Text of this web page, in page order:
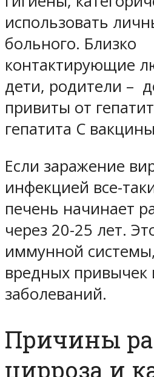
использовать
больного. Близко
контактирующие
дети, родители –
привиты от
гепатита С
Если заражение
инфекцией все-
печень начинает
через 20-25 лет.
иммунной
вредных привычек
заболеваний.
Причины
цирроза и